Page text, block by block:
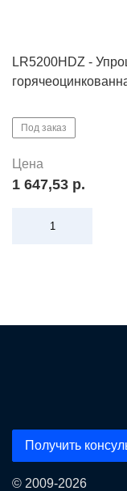
LR5200HDZ -
Под заказ
Цена
1 647,53 р.
Получить
© 2009-2026